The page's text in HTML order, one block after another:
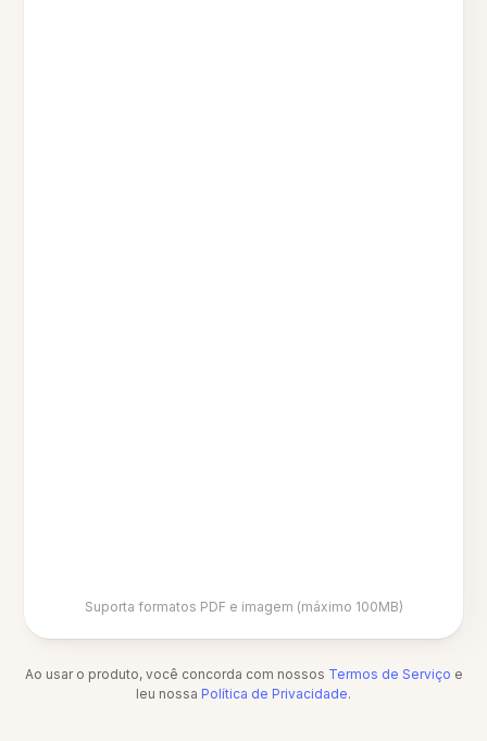
Suporta formatos PDF e imagem (máximo 100MB)
Ao usar o produto, você concorda com nossos Termos de Serviço e
leu nossa Política de Privacidade.